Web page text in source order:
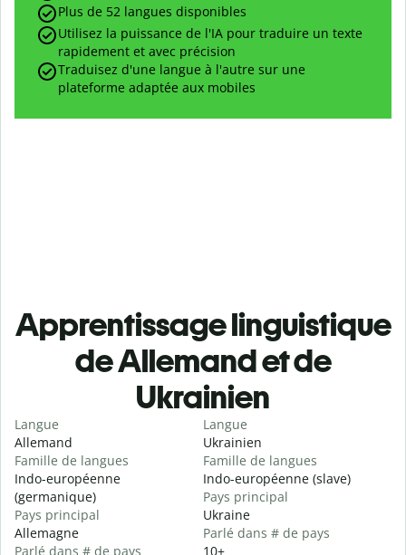
Plus de 52 langues disponibles
Utilisez la puissance de l'IA pour traduire un texte
rapidement et avec précision
Traduisez d'une langue à l'autre sur une
plateforme adaptée aux mobiles
Apprentissage linguistique
de Allemand et de
Ukrainien
Langue
Allemand
Famille de langues
Indo-européenne
(germanique)
Pays principal
Allemagne
Parlé dans # de pays
Langue
Ukrainien
Famille de langues
Indo-européenne (slave)
Pays principal
Ukraine
Parlé dans # de pays
10+